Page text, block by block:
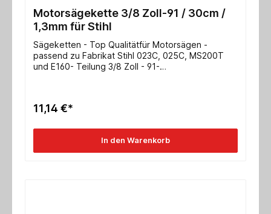
Motorsägekette 3/8 Zoll-91 / 30cm /
1,3mm für Stihl
Sägeketten - Top Qualitätfür Motorsägen -
passend zu Fabrikat Stihl 023C, 025C, MS200T
und E160- Teilung 3/8 Zoll - 91-
11,14 €*
In den Warenkorb